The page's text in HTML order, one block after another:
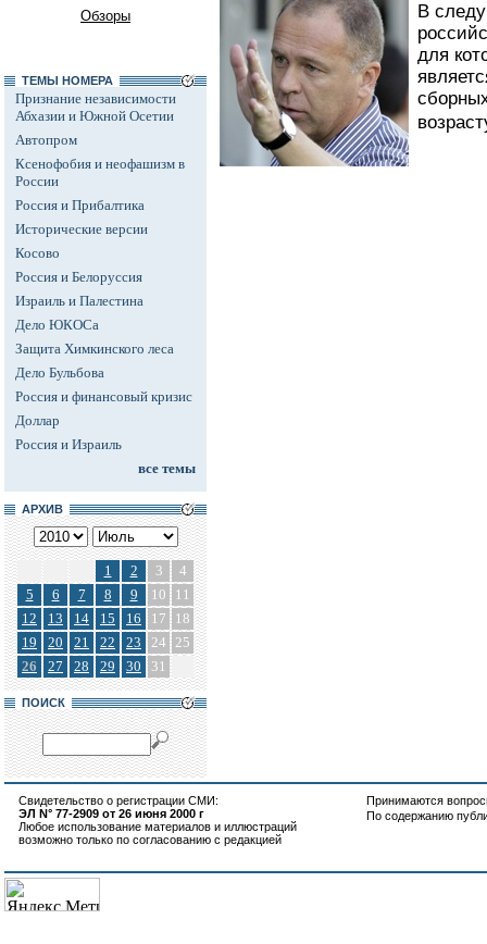
Обзоры
ТЕМЫ НОМЕРА
Признание независимости
Абхазии и Южной Осетии
Автопром
Ксенофобия и неофашизм в
России
Россия и Прибалтика
Исторические версии
Косово
Россия и Белоруссия
Израиль и Палестина
Дело ЮКОСа
Защита Химкинского леса
Дело Бульбова
Россия и финансовый кризис
Доллар
Россия и Израиль
все темы
АРХИВ
1 2 3
4
5
6 7 8 9 10
11
12
13 14 15 16 17
18
19
20 21 22 23 24 25
26
27 28 29 30 31
ПОИСК
В
для
Свидетельство о регистрации СМИ:
ЭЛ N° 77-2909 от 26 июня 2000 г
Любое использование материалов и иллюстраций
возможно только по согласованию с редакцией
Принимаются
По содержанию